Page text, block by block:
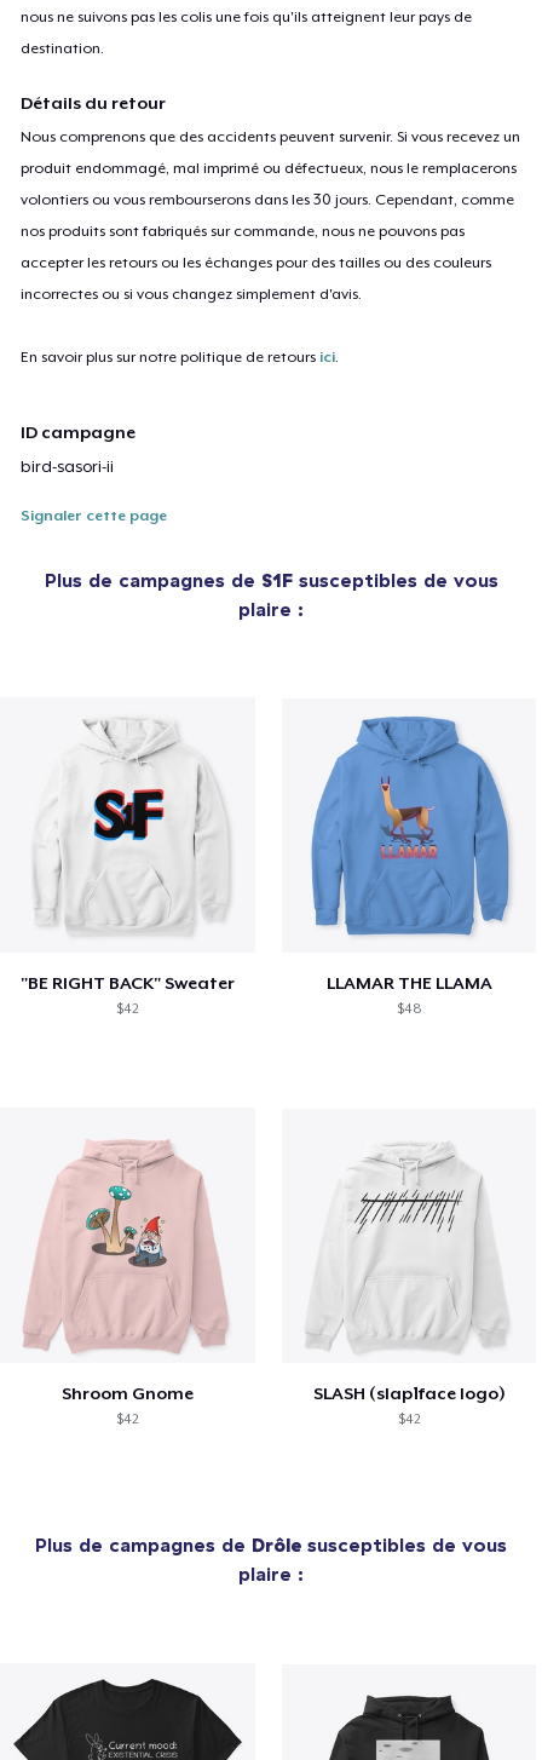
nous ne suivons pas les colis une fois qu'ils atteignent leur pays de
destination.
Détails du retour
Nous comprenons que des accidents peuvent survenir. Si vous recevez un
produit endommagé, mal imprimé ou défectueux, nous le remplacerons
volontiers ou vous rembourserons dans les 30 jours. Cependant, comme
nos produits sont fabriqués sur commande, nous ne pouvons pas
accepter les retours ou les échanges pour des tailles ou des couleurs
incorrectes ou si vous changez simplement d'avis.
En savoir plus sur notre politique de retours ici
ID campagne
bird-sasori-ii
Signaler cette page
Plus de campagnes de S1Fsusceptibles de vous
plaire :
"BE RIGHT BACK" Sweater
$42
LLAMAR THE LLAMA
$48
Shroom Gnome
$42
SLASH (slap1face logo)
$42
Plus de campagnes de Drôle susceptibles de vous
plaire :